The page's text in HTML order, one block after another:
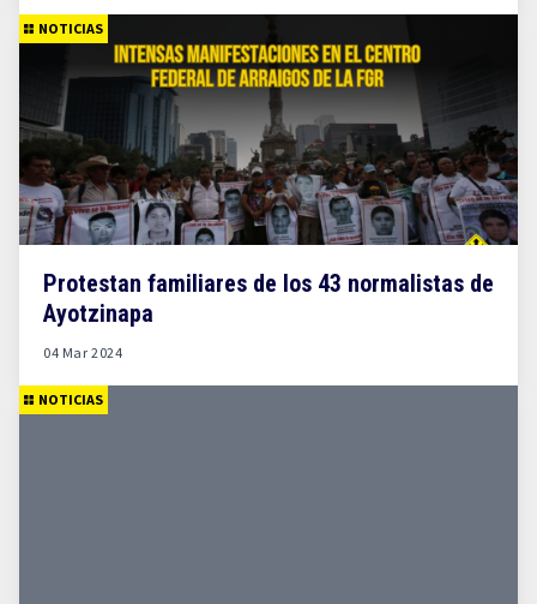
NOTICIAS
Protestan familiares de los 43 normalistas de
Ayotzinapa
04 Mar 2024
NOTICIAS